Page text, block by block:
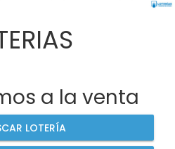
a la venta
LOTERÍA